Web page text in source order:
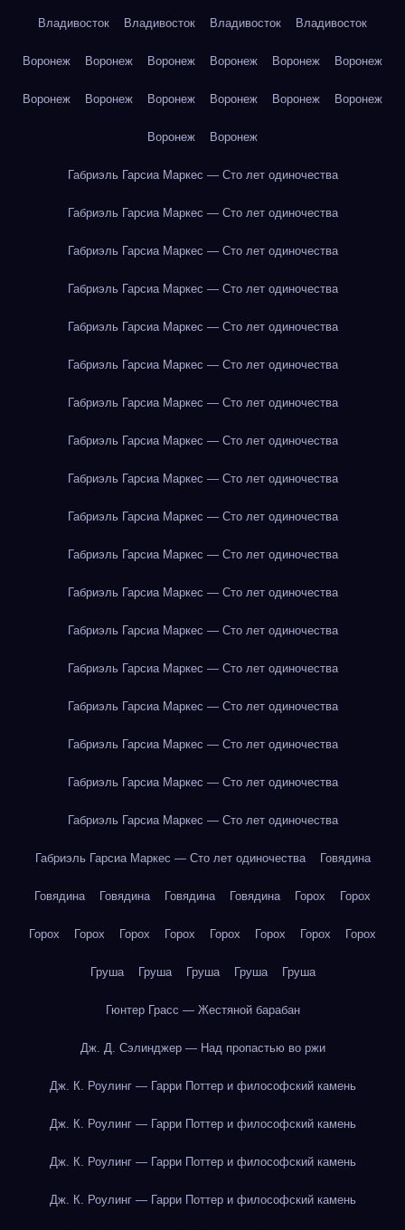
Владивосток Владивосток Владивосток Владивосток
Воронеж Воронеж Воронеж Воронеж Воронеж Воронеж
Воронеж Воронеж Воронеж Воронеж Воронеж Воронеж
Воронеж Воронеж
Габриэль Гарсиа Маркес — Сто лет одиночества
Габриэль Гарсиа Маркес — Сто лет одиночества
Габриэль Гарсиа Маркес — Сто лет одиночества
Габриэль Гарсиа Маркес — Сто лет одиночества
Габриэль Гарсиа Маркес — Сто лет одиночества
Габриэль Гарсиа Маркес — Сто лет одиночества
Габриэль Гарсиа Маркес — Сто лет одиночества
Габриэль Гарсиа Маркес — Сто лет одиночества
Габриэль Гарсиа Маркес — Сто лет одиночества
Габриэль Гарсиа Маркес — Сто лет одиночества
Габриэль Гарсиа Маркес — Сто лет одиночества
Габриэль Гарсиа Маркес — Сто лет одиночества
Габриэль Гарсиа Маркес — Сто лет одиночества
Габриэль Гарсиа Маркес — Сто лет одиночества
Габриэль Гарсиа Маркес — Сто лет одиночества
Габриэль Гарсиа Маркес — Сто лет одиночества
Габриэль Гарсиа Маркес — Сто лет одиночества
Габриэль Гарсиа Маркес — Сто лет одиночества
Габриэль Гарсиа Маркес — Сто лет одиночества Говядина
Говядина Говядина Говядина Говядина Горох Горох
Горох Горох Горох Горох Горох Горох Горох Горох
Груша Груша Груша Груша Груша
Гюнтер Грасс — Жестяной барабан
Дж. Д. Сэлинджер — Над пропастью во ржи
Дж. К. Роулинг — Гарри Поттер и философский камень
Дж. К. Роулинг — Гарри Поттер и философский камень
Дж. К. Роулинг — Гарри Поттер и философский камень
Дж. К. Роулинг — Гарри Поттер и философский камень